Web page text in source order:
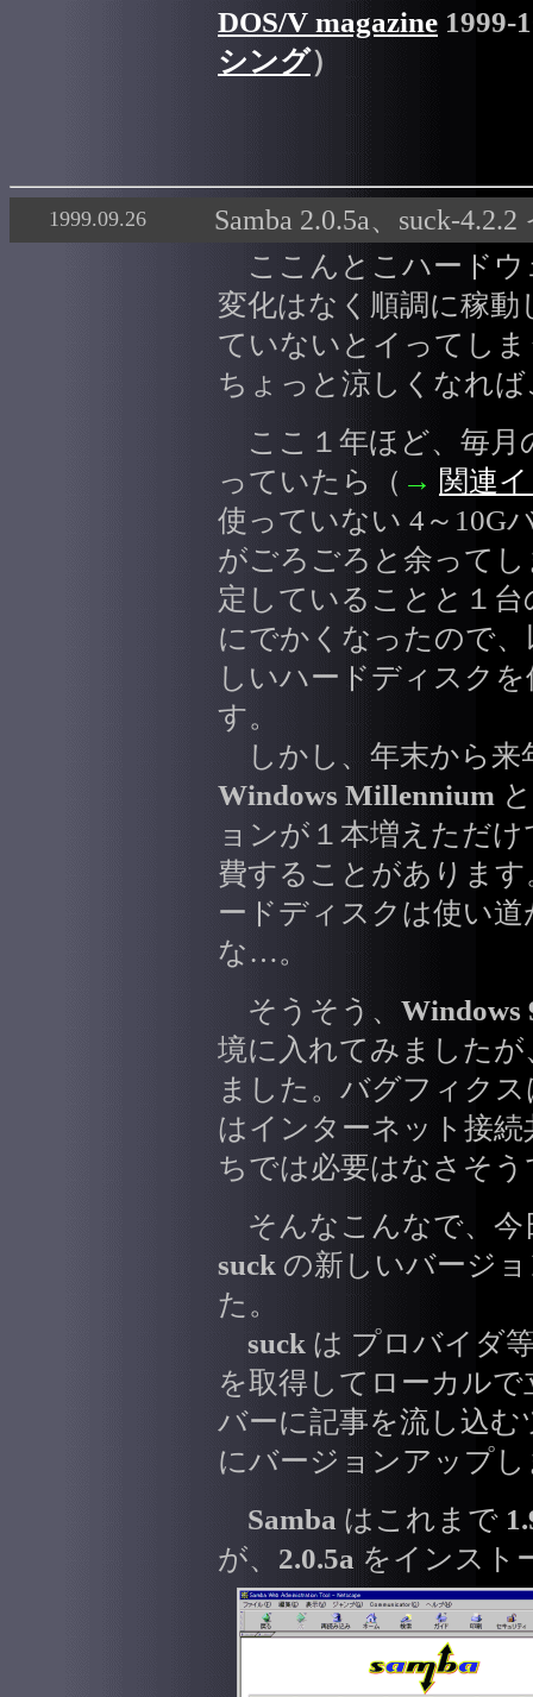
DOS/V magazine 1999-
シング）
1999.09.26 Samba 2.0.5a、suck-
ここんとこハードウ
変化はなく順調に稼
ていないとイってし
ちょっと涼しくなれ
ここ１年ほど、毎月
っていたら（ → 関連
使っていない 4～10G
がごろごろと余って
定していることと１
にでかくなったので
しいハードディスク
す。
しかし、年末から来
Windows Millennium
ョンが１本増えただ
費することがありま
ードディスクは使い
な…。
そうそう、 Windows
境に入れてみました
ました。バグフィク
はインターネット接
ちでは必要はなさそう
そんなこんなで、今
suck の新しいバージ
た。
suck は プロバイダ
を取得してローカル
バーに記事を流し込む
にバージョンアップ
Samba はこれまで
が、 2.0.5a をインスト